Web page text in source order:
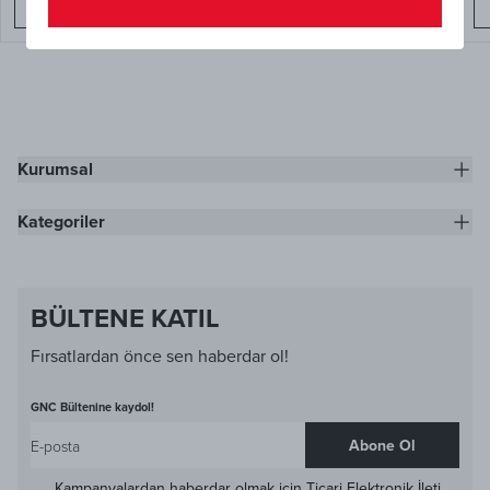
Kurumsal
Kategoriler
BÜLTENE KATIL
Fırsatlardan önce sen haberdar ol!
GNC Bültenine kaydol!
Abone Ol